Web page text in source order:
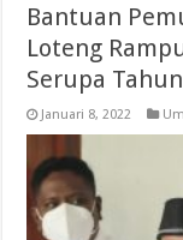
Bantuan
Loteng
Serupa
Januari 8, 2022